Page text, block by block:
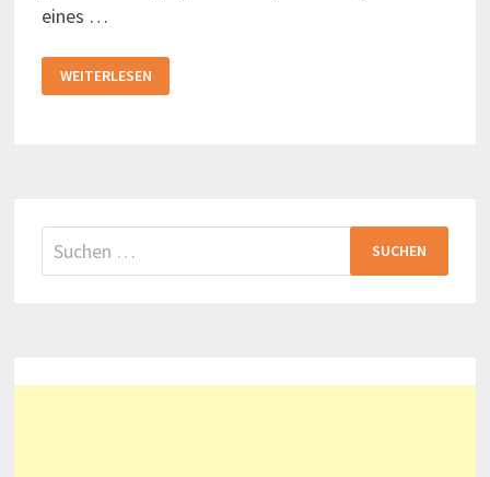
eines …
IM
REGENWALD
WEITERLESEN
Suchen
nach: